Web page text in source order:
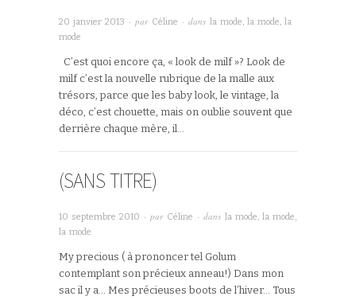
20 janvier 2013 · par Céline · dans la mode, la mode, la
mode
C’est quoi encore ça, « look de milf »? Look de
milf c’est la nouvelle rubrique de la malle aux
trésors, parce que les baby look, le vintage, la
déco, c’est chouette, mais on oublie souvent que
derrière chaque mère, il…
(SANS TITRE)
10 septembre 2010 · par Céline · dans la mode, la mode,
la mode
My precious ( à prononcer tel Golum
contemplant son précieux anneau!) Dans mon
sac il y a… Mes précieuses boots de l’hiver… Tous